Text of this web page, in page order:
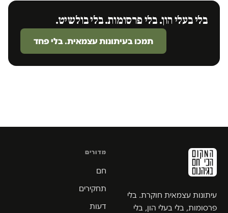
בלי בעלי הון. בלי פרסומות. בלי בולשיט.
תמכו בעיתונות עצמאית. בלי פחד
עיתונות עצמאית חוקרת. בלי
פרסומות, בלי בעלי הון, בלי
מדורים
חם
תחקירים
דעות